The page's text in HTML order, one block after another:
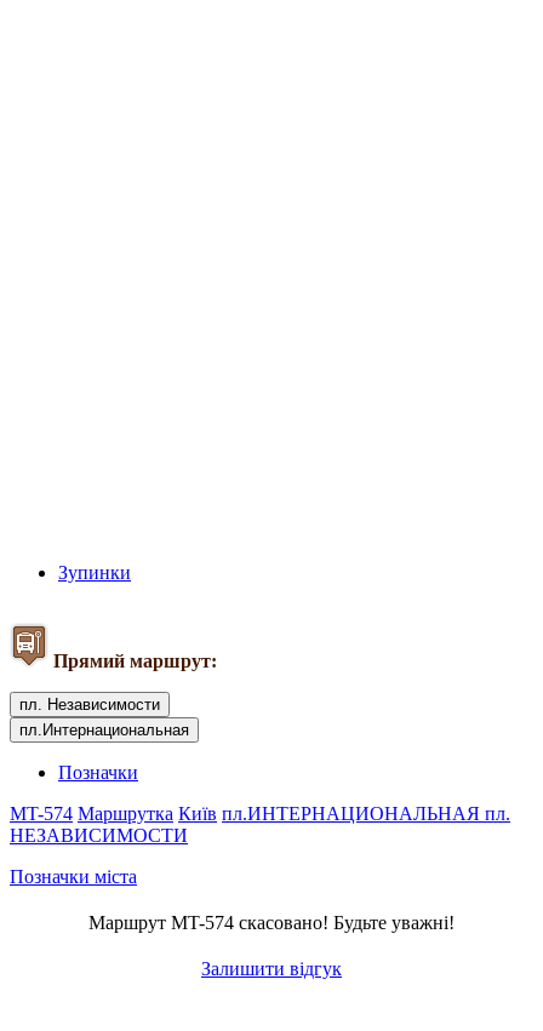
Зупинки
Прямий маршрут:
пл. Независимости
пл.Интернациональная
Позначки
MT-574 Маршрутка Київ пл.ИНТЕРНАЦИОНАЛЬНАЯ пл.
НЕЗАВИСИМОСТИ
Позначки міста
Маршрут MT-574 скасовано! Будьте уважні!
Залишити відгук